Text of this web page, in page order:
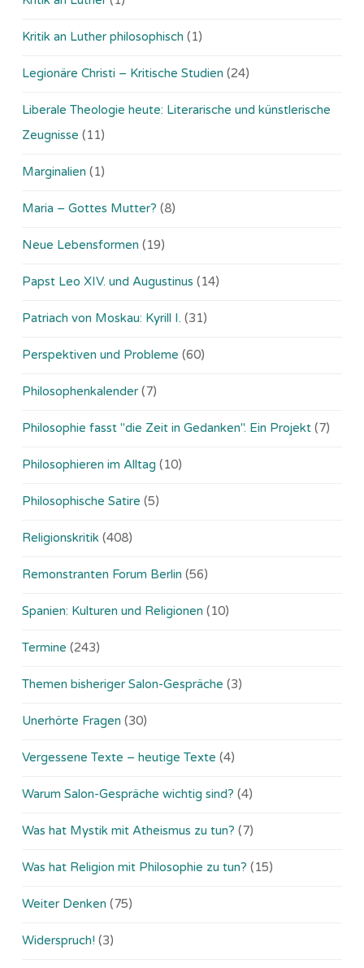
Kritik an Luther philosophisch (1)
Legionäre Christi – Kritische Studien (24)
Liberale Theologie heute: Literarische und künstlerische
Zeugnisse (11)
Marginalien (1)
Maria – Gottes Mutter? (8)
Neue Lebensformen (19)
Papst Leo XIV. und Augustinus (14)
Patriach von Moskau: Kyrill I. (31)
Perspektiven und Probleme (60)
Philosophenkalender (7)
Philosophie fasst "die Zeit in Gedanken". Ein Projekt (7)
Philosophieren im Alltag (10)
Philosophische Satire (5)
Religionskritik (408)
Remonstranten Forum Berlin (56)
Spanien: Kulturen und Religionen (10)
Termine (243)
Themen bisheriger Salon-Gespräche (3)
Unerhörte Fragen (30)
Vergessene Texte – heutige Texte (4)
Warum Salon-Gespräche wichtig sind? (4)
Was hat Mystik mit Atheismus zu tun? (7)
Was hat Religion mit Philosophie zu tun? (15)
Weiter Denken (75)
Widerspruch! (3)